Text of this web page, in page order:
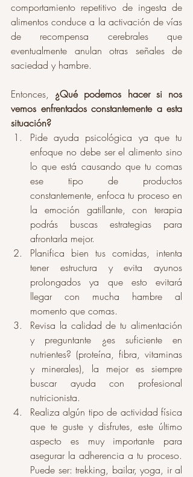
comportamiento repetitivo de ingesta de
alimentos conduce a la activación de vías
de recompensa cerebrales que
eventualmente anulan otras señales de
saciedad y hambre.
Entonces, ¿Qué podemos hacer si nos
vemos enfrentados constantemente a esta
situación?
Pide ayuda psicológica ya que tu
enfoque no debe ser el alimento sino
lo que está causando que tu comas
ese tipo de productos
constantemente, enfoca tu proceso en
la emoción gatillante, con terapia
podrás buscas estrategias para
afrontarla mejor.
Planifica bien tus comidas, intenta
tener estructura y evita ayunos
prolongados ya que esto evitará
llegar con mucha hambre al
momento que comas.
Revisa la calidad de tu alimentación
y preguntante ¿es suficiente en
nutrientes? (proteína, fibra, vitaminas
y minerales), la mejor es siempre
buscar ayuda con profesional
nutricionista.
Realiza algún tipo de actividad física
que te guste y disfrutes, este último
aspecto es muy importante para
asegurar la adherencia a tu proceso.
Puede ser: trekking, bailar, yoga, ir al